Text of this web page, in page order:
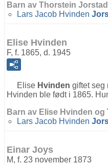
Barn av Thorstein
Lars Jacob Hvinden
Elise Hvinden
F, f. 1865, d. 1945
Elise Hvinden giftet seg
Hvinden ble født i 1865.
Barn av Elise Hvinden og
Lars Jacob Hvinden
Einar Joys
M, f. 23 november 1873